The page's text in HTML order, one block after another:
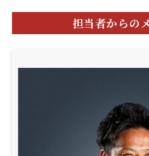
担当者からの